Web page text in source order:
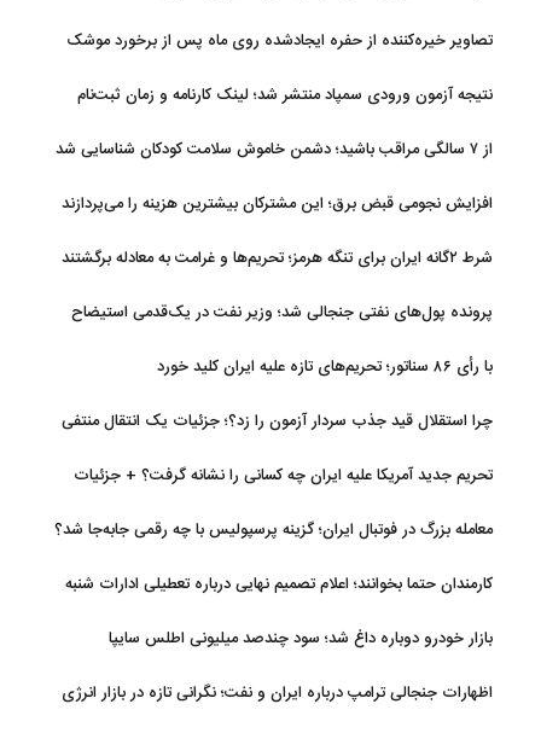
تصاویر خیره‌کننده از حفره ایجادشده روی ماه پس از برخورد موشک
فالکون ۹
نتیجه آزمون ورودی سمپاد منتشر شد؛ لینک کارنامه و زمان ثبت‌نام
از ۷ سالگی مراقب باشید؛ دشمن خاموش سلامت کودکان شناسایی شد
افزایش نجومی قبض برق؛ این مشترکان بیشترین هزینه را می‌پردازند
شرط ۲گانه ایران برای تنگه هرمز؛ تحریم‌ها و غرامت به معادله برگشتند
پرونده پول‌های نفتی جنجالی شد؛ وزیر نفت در یک‌قدمی استیضاح
با رأی ۸۶ سناتور؛ تحریم‌های تازه علیه ایران کلید خورد
چرا استقلال قید جذب سردار آزمون را زد؟؛ جزئیات یک انتقال منتفی
تحریم جدید آمریکا علیه ایران چه کسانی را نشانه گرفت؟ + جزئیات
معامله بزرگ در فوتبال ایران؛ گزینه پرسپولیس با چه رقمی جابه‌جا شد؟
کارمندان حتما بخوانند؛ اعلام تصمیم نهایی درباره تعطیلی ادارات شنبه
بازار خودرو دوباره داغ شد؛ سود چندصد میلیونی اطلس سایپا
اظهارات جنجالی ترامپ درباره ایران و نفت؛ نگرانی تازه در بازار انرژی